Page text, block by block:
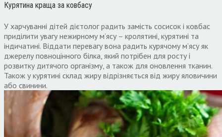
Курятина краща за ковбасу
У харчуванні дітей дієтолог радить замість сосисок і ковбас
приділити увагу нежирному м’ясу – кролятині, курятині та
індичатині. Віддати перевагу вона радить курячому м’ясу як
джерелу повноцінного білка, який потрібен для росту і
розвитку дитячого організму, а також для оновлення тканин.
Також у курятині склад жиру відрізняється від жиру яловичини
або свинини.